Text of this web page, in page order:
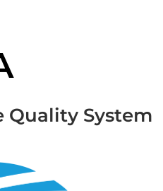
Quality System